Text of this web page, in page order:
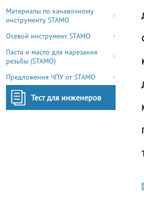
Материалы по канавочному
инструменту STAMO
Осевой инструмент STAMO
Паста и масло для нарезания
резьбы (STAMO)
Предложения ЧПУ от STAMO
Тест для инженеров